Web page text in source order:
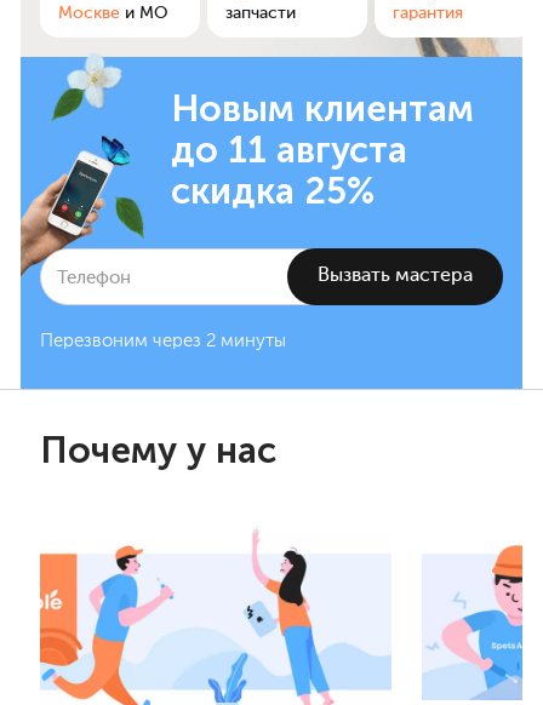
Москве и МО
запчасти
гарантия
Новым клиентам
до 11 августа
скидка 25%
Перезвоним через 2 минуты
Почему у нас